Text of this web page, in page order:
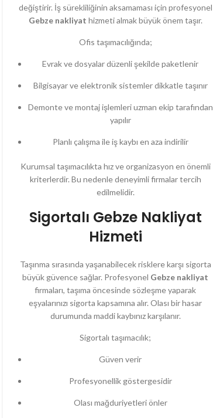
değiştirir. İş sürekliliğinin aksamaması için profesyonel
Gebze nakliyat hizmeti almak büyük önem taşır.
Ofis taşımacılığında;
Evrak ve dosyalar düzenli şekilde paketlenir
Bilgisayar ve elektronik sistemler dikkatle taşınır
Demonte ve montaj işlemleri uzman ekip tarafından
yapılır
Planlı çalışma ile iş kaybı en aza indirilir
Kurumsal taşımacılıkta hız ve organizasyon en önemli
kriterlerdir. Bu nedenle deneyimli firmalar tercih
edilmelidir.
Sigortalı Gebze Nakliyat
Hizmeti
Taşınma sırasında yaşanabilecek risklere karşı sigorta
büyük güvence sağlar. Profesyonel Gebze nakliyat
firmaları, taşıma öncesinde sözleşme yaparak
eşyalarınızı sigorta kapsamına alır. Olası bir hasar
durumunda maddi kaybınız karşılanır.
Sigortalı taşımacılık;
Güven verir
Profesyonellik göstergesidir
Olası mağduriyetleri önler